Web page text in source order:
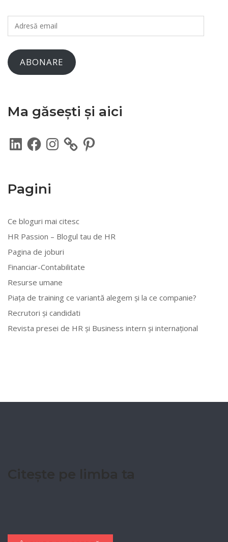
Adresă
email
ABONARE
Ma găsești și aici
LinkedInFacebookInstagram Pinterest
Pagini
Ce bloguri mai citesc
HR Passion – Blogul tau de HR
Pagina de joburi
Financiar-Contabilitate
Resurse umane
Piața de training ce variantă alegem și la ce companie?
Recrutori și candidati
Revista presei de HR și Business intern și internațional